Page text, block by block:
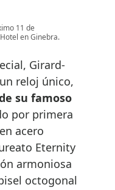
11 de
en Ginebra.
Girard-
reloj único,
su famoso
por primera
acero
Eternity
armoniosa
octogonal